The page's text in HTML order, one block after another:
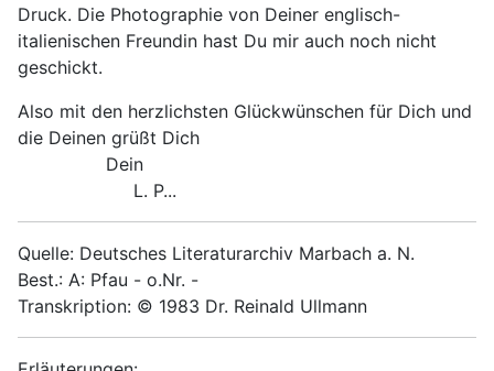
Druck. Die Photographie von Deiner englisch-
italienischen Freundin hast Du mir auch noch nicht
geschickt.
Also mit den herzlichsten Glückwünschen für Dich und
die Deinen grüßt Dich
Dein
L. P...
Quelle: Deutsches Literaturarchiv Marbach a. N.
Best.: A: Pfau - o.Nr. -
Transkription: © 1983 Dr. Reinald Ullmann